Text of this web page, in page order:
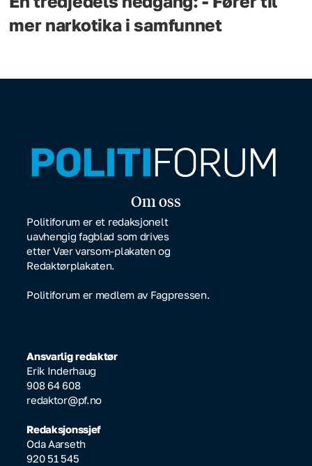
mer narkotika i samfunnet
Om oss
Politiforum er et redaksjonelt
uavhengig fagblad som drives
etter Vær varsom-plakaten og
Redaktørplakaten.
Politiforum er medlem av Fagpressen.
Ansvarlig redaktør
Erik Inderhaug
908 64 608
redaktor@pf.no
Redaksjonssjef
Oda Aarseth
920 51 545